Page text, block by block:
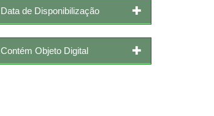
Data de Disponibilização
Contém Objeto Digital